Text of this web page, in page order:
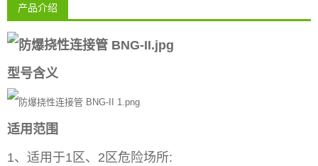
产品介绍
型号含义
适用范围
1、适用于1区、2区危险场所: